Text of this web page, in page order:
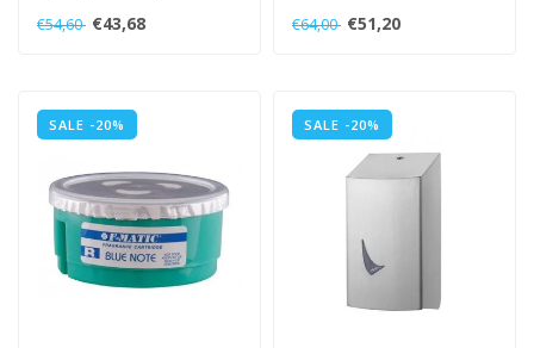
toiletborstelhouders niet
€54,60 €43,68
goede hygiëne. Toch is geur
€64,00 €51,20
SALE -20% SALE -20%